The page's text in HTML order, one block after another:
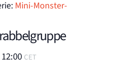
Mini-Monster-
12:00 CET